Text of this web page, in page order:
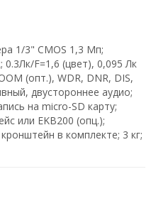
1/3" CMOS 1,3 Мп;
0.3Лк/F=1,6 (цвет), 0,095 Лк
(опт.), WDR, DNR, DIS,
двустороннее аудио;
на micro-SD карту;
или EKB200 (опц.);
в комплекте; 3 кг;